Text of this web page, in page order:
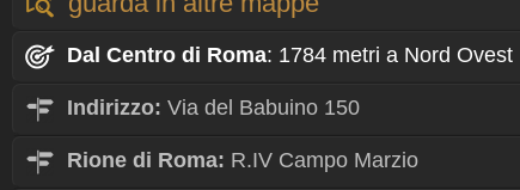
Dal Centro di Roma: 1784 metri a Nord Ovest
Indirizzo: Via del Babuino 150
Rione di Roma: R.IV Campo Marzio